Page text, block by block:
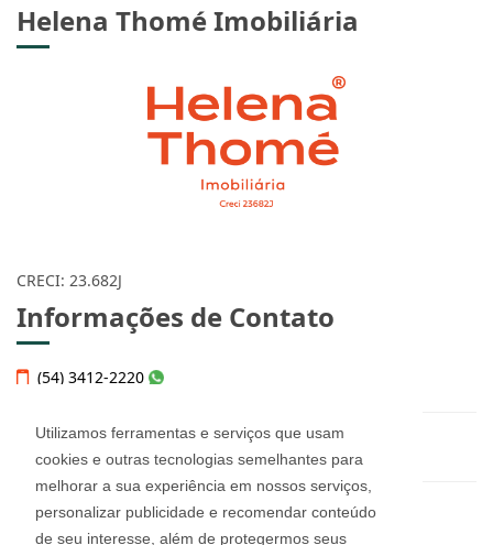
Utilizamos ferramentas e serviços que usam
cookies e outras tecnologias semelhantes para
melhorar a sua experiência em nossos serviços,
personalizar publicidade e recomendar conteúdo
de seu interesse, além de protegermos seus
Helena Thomé Imobiliária
CRECI: 23.682J
Informações de Contato
(54) 3412-2220
helena@imobiliariahelena.com.br
Helena Thomé Imobiliária - 23.682J
Rua Júlio de Castilhos, n° 455, sala 12